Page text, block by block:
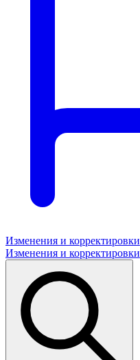
Изменения и корректировки
Изменения и корректировки